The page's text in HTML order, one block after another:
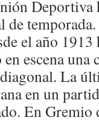
el año
escena
La
en un
En